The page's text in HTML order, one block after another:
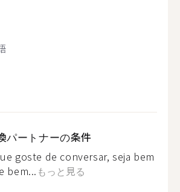
パートナーの条件
goste de conversar, seja bem
bem... もっと見る